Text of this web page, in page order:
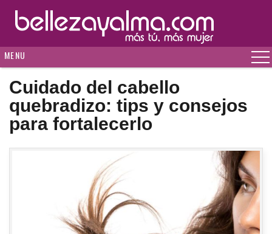
MENU
Cuidado del cabello
quebradizo: tips y consejos
para fortalecerlo